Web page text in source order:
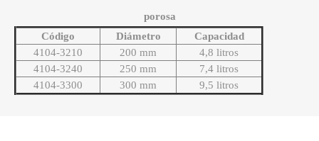
porosa
Código
Diámetro
Capacidad
4104-3210
200 mm
4,8 litros
4104-3240
250 mm
7,4 litros
4104-3300
300 mm 9,5 litros